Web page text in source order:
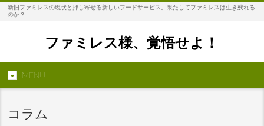
新旧ファミレスの現状と押し寄せる新しいフードサービス。果たしてファミレスは生き残れる
のか？
ファミレス様、覚悟せよ！
MENU
コラム